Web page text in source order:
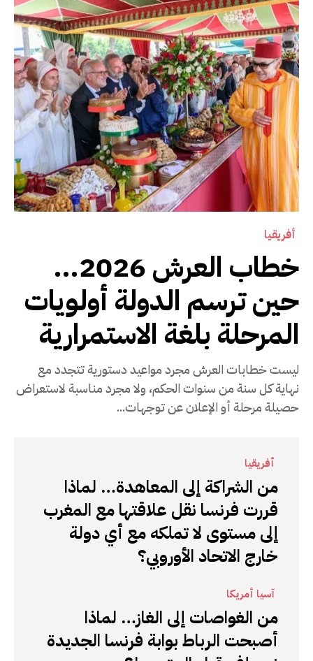
أفريقيا
خطاب العرش 2026…
حين ترسم الدولة أولويات
المرحلة بلغة الاستمرارية
ليست خطابات العرش مجرد مواعيد دستورية تتجدد مع
نهاية كل سنة من سنوات الحكم، ولا مجرد مناسبة لاستعراض
حصيلة مرحلة أو الإعلان عن توجهات...
أفريقيا
من الشراكة إلى المعاهدة… لماذا
قررت فرنسا نقل علاقتها مع المغرب
إلى مستوى لا تملكه مع أي دولة
خارج الاتحاد الأوروبي؟
آسيا أمريكا
من الغواصات إلى الغاز… لماذا
أصبحت الرباط بوابة فرنسا الجديدة